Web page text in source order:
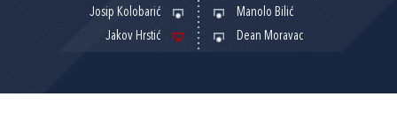
Josip Kolobarić
Jakov Hrstić
Manolo Bilić
Dean Moravac